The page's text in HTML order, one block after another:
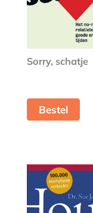
Sorry, schatje
Bestel